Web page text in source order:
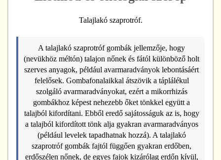
Talajlakó szaprotróf.
A talajlakó szaprotróf gombák jellemzője, hogy
(nevükhöz méltón) talajon nőnek és fától különböző holt
szerves anyagok, például avarmaradványok lebontásáért
felelősek. Gombafonalaikkal átszövik a táplálékul
szolgáló avarmaradványokat, ezért a mikorrhizás
gombákhoz képest nehezebb őket tönkkel együtt a
talajból kifordítani. Ebből eredő sajátosságuk az is, hogy
a talajból kifordított tönk alja gyakran avarmaradványos
(például levelek tapadhatnak hozzá). A talajlakó
szaprotróf gombák fajtól függően gyakran erdőben,
erdőszélen nőnek, de egyes fajok kizárólag erdőn kívül,